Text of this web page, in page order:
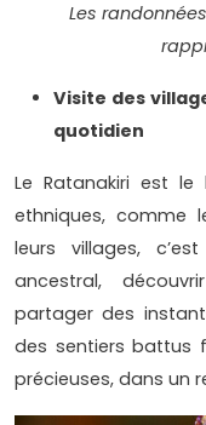
Les
Visite des
quotidien
Le Ratanakiri est le
ethniques, comme
leurs villages,
ancestral,
partager des
des sentiers battus
précieuses, dans un